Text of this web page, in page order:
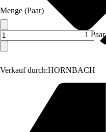
Verkauf durch:HORNBACH
Menge (Paar)
1 Paar